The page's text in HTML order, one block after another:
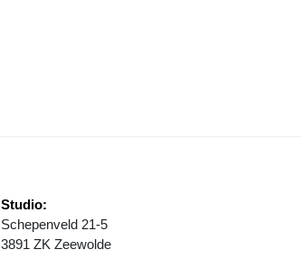
NOG DUURZAMER
Studio:
Schepenveld 21-5
3891 ZK Zeewolde